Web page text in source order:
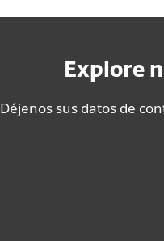
Explore
Déjenos sus datos de